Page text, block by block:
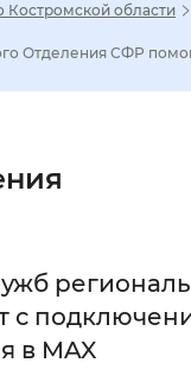
Костромской области
Отделения СФР
с
в MAX